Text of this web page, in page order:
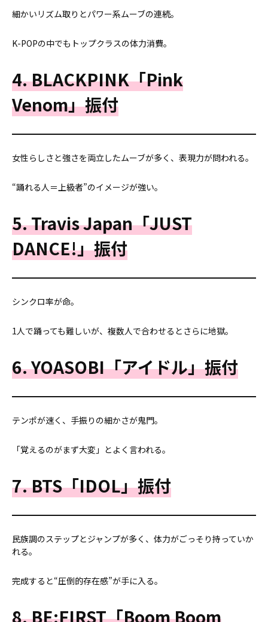
細かいリズム取りとパワー系ムーブの連続。
K-POPの中でもトップクラスの体力消費。
4. BLACKPINK「Pink
Venom」振付
女性らしさと強さを両立したムーブが多く、表現力が問われる。
“踊れる人＝上級者”のイメージが強い。
5. Travis Japan「JUST
DANCE!」振付
シンクロ率が命。
1人で踊っても難しいが、複数人で合わせるとさらに地獄。
6. YOASOBI「アイドル」振付
テンポが速く、手振りの細かさが鬼門。
「覚えるのがまず大変」とよく言われる。
7. BTS「IDOL」振付
民族調のステップとジャンプが多く、体力がごっそり持っていか
れる。
完成すると“圧倒的存在感”が手に入る。
8. BE:FIRST「Boom Boom